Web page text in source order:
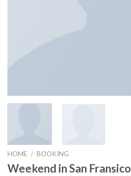
HOME / BOOKING
Weekend in San Fransico